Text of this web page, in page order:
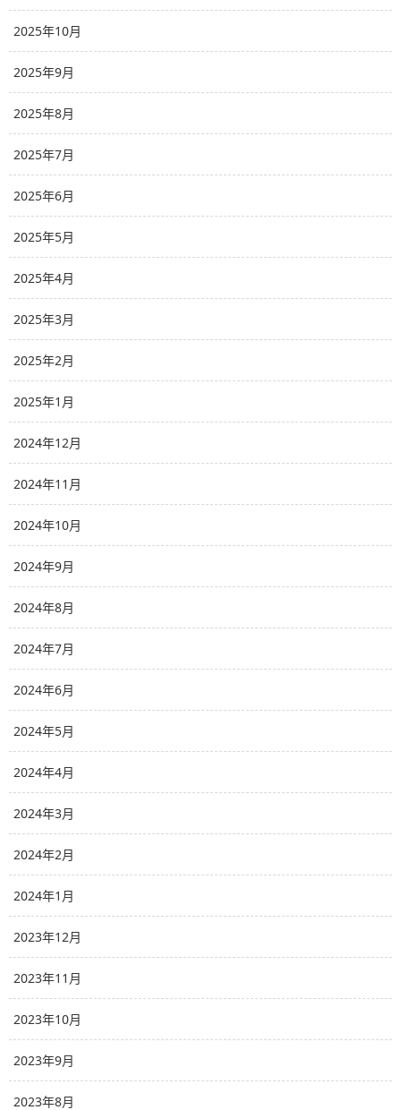
2025年10月
2025年9月
2025年8月
2025年7月
2025年6月
2025年5月
2025年4月
2025年3月
2025年2月
2025年1月
2024年12月
2024年11月
2024年10月
2024年9月
2024年8月
2024年7月
2024年6月
2024年5月
2024年4月
2024年3月
2024年2月
2024年1月
2023年12月
2023年11月
2023年10月
2023年9月
2023年8月